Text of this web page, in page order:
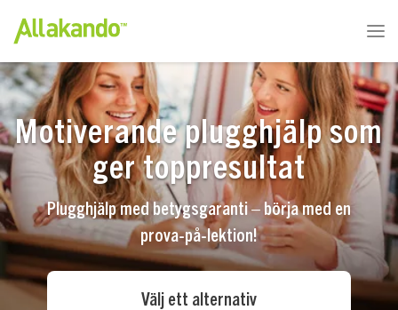
Motiverande plugghjälp som
ger toppresultat
Plugghjälp med betygsgaranti – börja med en
prova-på-lektion!
Välj ett alternativ